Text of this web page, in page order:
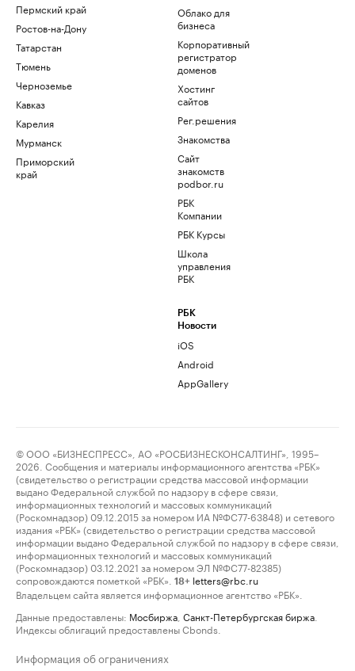
Пермский край
Ростов-на-Дону
Татарстан
Тюмень
Черноземье
Кавказ
Карелия
Мурманск
Приморский
край
Облако для
бизнеса
Корпоративный
регистратор
доменов
Хостинг
сайтов
Рег.решения
Знакомства
Сайт
знакомств
podbor.ru
РБК
Компании
РБК Курсы
Школа
управления
РБК
РБК
Новости
iOS
Android
AppGallery
© ООО «БИЗНЕСПРЕСС», АО «РОСБИЗНЕСКОНСАЛТИНГ», 1995–
2026. Сообщения и материалы информационного агентства «РБК»
(свидетельство о регистрации средства массовой информации
выдано Федеральной службой по надзору в сфере связи,
информационных технологий и массовых коммуникаций
(Роскомнадзор) 09.12.2015 за номером ИА №ФС77-63848) и сетевого
издания «РБК» (свидетельство о регистрации средства массовой
информации выдано Федеральной службой по надзору в сфере связи,
информационных технологий и массовых коммуникаций
(Роскомнадзор) 03.12.2021 за номером ЭЛ №ФС77-82385)
сопровождаются пометкой «РБК».
18+ letters@rbc.ru
Владельцем сайта является информационное агентство «РБК».
Данные предоставлены: Мосбиржа Санкт-Петербургская биржа
Индексы облигаций предоставлены Cbonds.
Информация об ограничениях